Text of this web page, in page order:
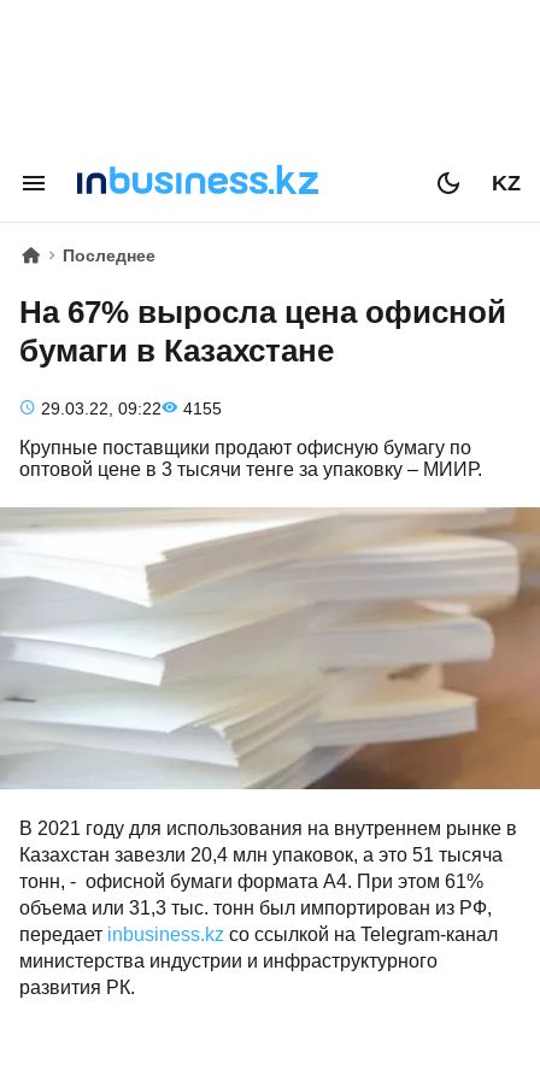
KZ
Последнее
На 67% выросла цена офисной
бумаги в Казахстане
29.03.22, 09:22 4155
Крупные поставщики продают офисную бумагу по
оптовой цене в 3 тысячи тенге за упаковку – МИИР.
В 2021 году для использования на внутреннем рынке в
Казахстан завезли 20,4 млн упаковок, а это 51 тысяча
тонн, - офисной бумаги формата А4. При этом 61%
объема или 31,3 тыс. тонн был импортирован из РФ,
передает inbusiness.kz со ссылкой на Telegram-канал
министерства индустрии и инфраструктурного
развития РК.